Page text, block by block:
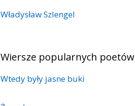
Władysław Szlengel
Wiersze popularnych poetów
Wtedy były jasne buki